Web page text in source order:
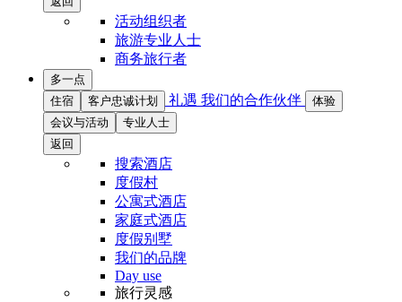
活动组织者
旅游专业人士
商务旅行者
多一点
住宿
客户忠诚计划 礼遇 我们的合作伙伴
体验
会议与活动
专业人士
返回
搜索酒店
度假村
公寓式酒店
家庭式酒店
度假别墅
我们的品牌
Day use
旅行灵感